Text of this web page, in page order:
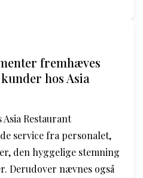
fremhæves
hos Asia
Restaurant
service fra personalet,
den hyggelige stemning
Derudover nævnes også